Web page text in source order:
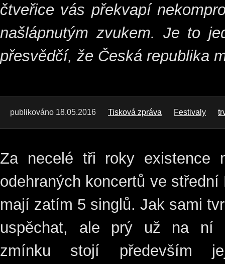
čtveřice vás překvapí
našlápnutým zvukem. Je to
přesvědčí, že Česká republika
publikováno 18.05.2016 Tisková zpráva Festivaly
Za necelé tři roky existence
odehraných koncertů ve
mají zatím 5 singlů. Jak sami
uspěchat, ale prý už na ní
zmínku stojí především